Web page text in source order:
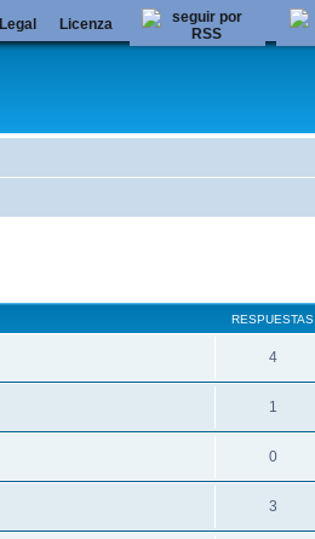
RESPUESTAS
4
1
0
3
Legal Licenza